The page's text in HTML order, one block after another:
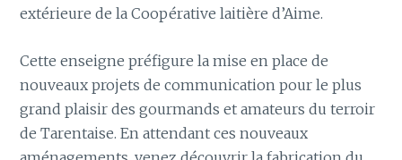
extérieure de la Coopérative laitière d’Aime.
Cette enseigne préfigure la mise en place de
nouveaux projets de communication pour le plus
grand plaisir des gourmands et amateurs du terroir
de Tarentaise. En attendant ces nouveaux